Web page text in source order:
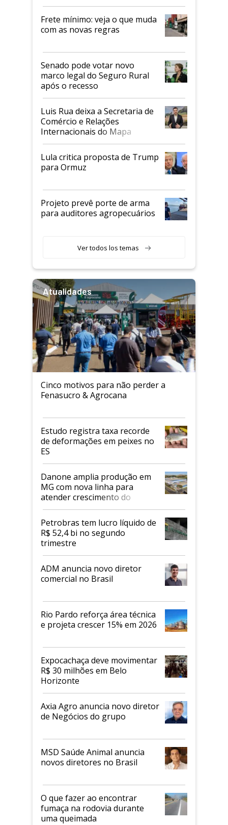
Frete mínimo: veja o que muda
com as novas regras
Senado pode votar novo
marco legal do Seguro Rural
após o recesso
Luis Rua deixa a Secretaria de
Comércio e Relações
Internacionais do Mapa
Lula critica proposta de Trump
para Ormuz
Projeto prevê porte de arma
para auditores agropecuários
Ver todos los temas
Atualidades
Cinco motivos para não perder a
Fenasucro & Agrocana
Estudo registra taxa recorde
de deformações em peixes no
ES
Danone amplia produção em
MG com nova linha para
atender crescimento do
mercado de alimentos
proteicos
Petrobras tem lucro líquido de
R$ 52,4 bi no segundo
trimestre
ADM anuncia novo diretor
comercial no Brasil
Rio Pardo reforça área técnica
e projeta crescer 15% em 2026
Expocachaça deve movimentar
R$ 30 milhões em Belo
Horizonte
Axia Agro anuncia novo diretor
de Negócios do grupo
MSD Saúde Animal anuncia
novos diretores no Brasil
O que fazer ao encontrar
fumaça na rodovia durante
uma queimada